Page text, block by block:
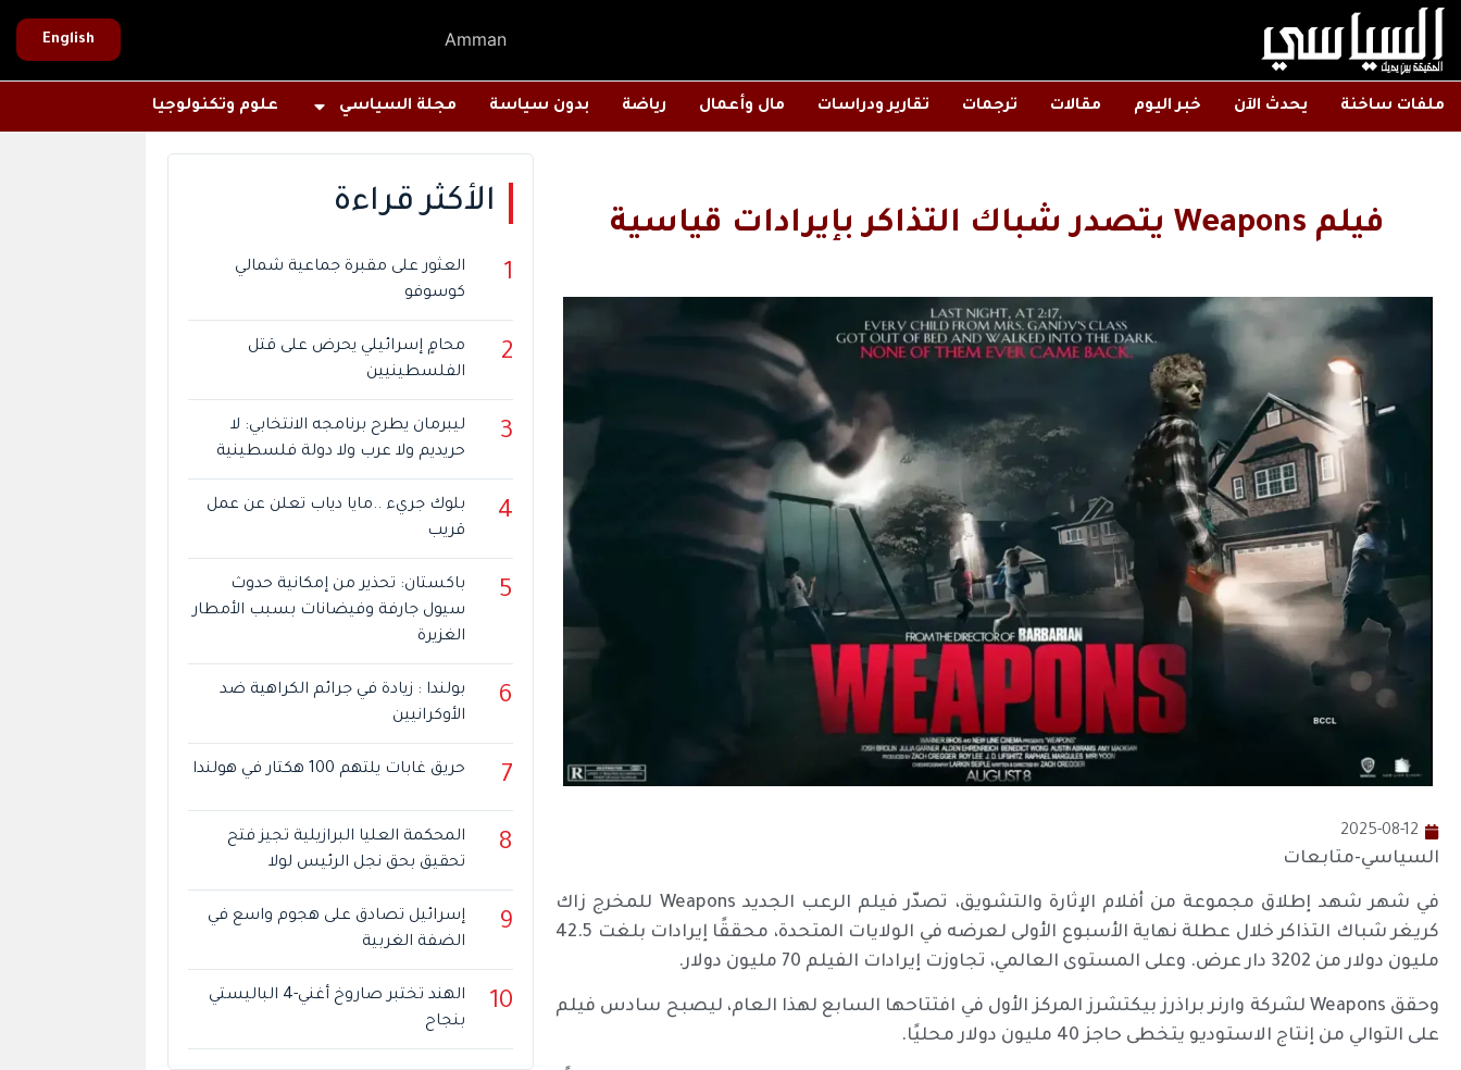
Amman
English
ملفات ساخنة يحدث الآن خبر اليوم مقالات ترجمات تقارير ودراسات مال وأعمال رياضة بدون سياسة مجلة السياسي علوم وتكنولوجيا
فيلم Weapons يتصدر شباك التذاكر بإيرادات قياسية
2025-08-12
السياسي-متابعات
في شهر شهد إطلاق مجموعة من أفلام الإثارة والتشويق، تصدّر فيلم الرعب الجديد Weapons للمخرج زاك
كريغر شباك التذاكر خلال عطلة نهاية الأسبوع الأولى لعرضه في الولايات المتحدة، محققًا إيرادات بلغت 42.5
مليون دولار من 3202 دار عرض. وعلى المستوى العالمي، تجاوزت إيرادات الفيلم 70 مليون دولار.
وحقق Weapons لشركة وارنر براذرز بيكتشرز المركز الأول في افتتاحها السابع لهذا العام، ليصبح سادس فيلم
على التوالي من إنتاج الاستوديو يتخطى حاجز 40 مليون دولار محليًا.
الأكثر قراءة
1
العثور على مقبرة جماعية شمالي
كوسوفو
2
محامٍ إسرائيلي يحرض على قتل
الفلسطينيين
3
ليبرمان يطرح برنامجه الانتخابي: لا
حريديم ولا عرب ولا دولة فلسطينية
4
بلوك جريء ..مايا دياب تعلن عن عمل
قريب
5
باكستان: تحذير من إمكانية حدوث
سيول جارفة وفيضانات بسبب الأمطار
الغزيرة
6
بولندا : زيادة في جرائم الكراهية ضد
الأوكرانيين
7 حريق غابات يلتهم 100 هكتار في هولندا
8
المحكمة العليا البرازيلية تجيز فتح
تحقيق بحق نجل الرئيس لولا
9
إسرائيل تصادق على هجوم واسع في
الضفة الغربية
10
الهند تختبر صاروخ أغني-4 الباليستي
بنجاح